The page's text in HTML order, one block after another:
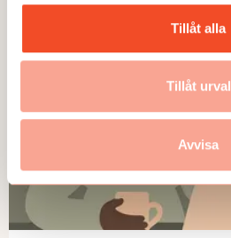
Tillåt alla
Tillåt urval
Avvisa